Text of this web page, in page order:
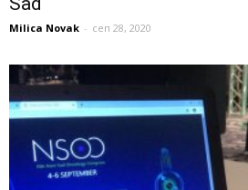
Milica Novak - сеп 28, 2020